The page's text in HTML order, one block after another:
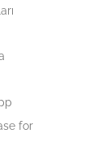
for